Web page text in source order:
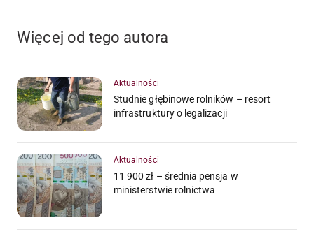
Więcej od tego autora
Aktualności
Studnie głębinowe rolników – resort
infrastruktury o legalizacji
Aktualności
11 900 zł – średnia pensja w
ministerstwie rolnictwa